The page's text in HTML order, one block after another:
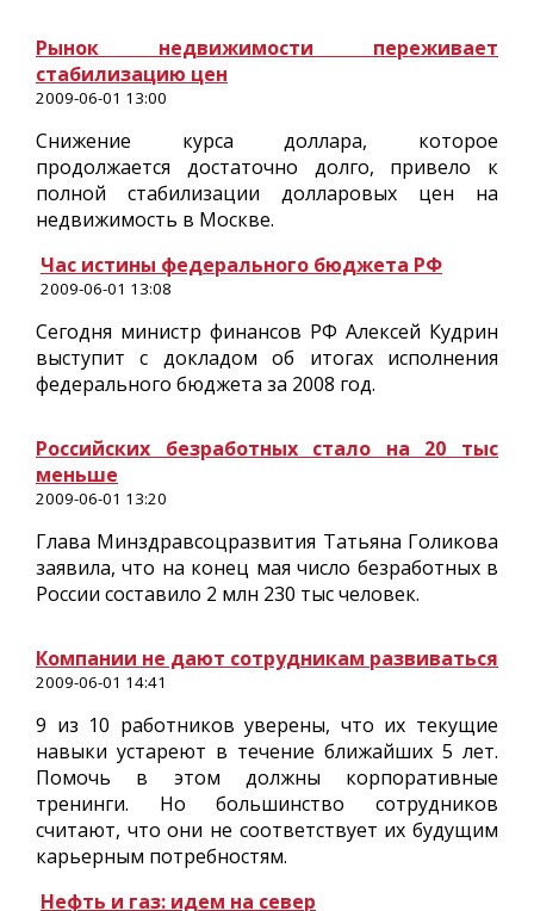
Рынок недвижимости переживает
стабилизацию цен
2009-06-01 13:00
Снижение курса доллара, которое
продолжается достаточно долго, привело к
полной стабилизации долларовых цен на
недвижимость в Москве.
Час истины федерального бюджета РФ
2009-06-01 13:08
Сегодня министр финансов РФ Алексей Кудрин
выступит с докладом об итогах исполнения
федерального бюджета за 2008 год.
Российских безработных стало на 20 тыс
меньше
2009-06-01 13:20
Глава Минздравсоцразвития Татьяна Голикова
заявила, что на конец мая число безработных в
России составило 2 млн 230 тыс человек.
Компании не дают сотрудникам развиваться
2009-06-01 14:41
9 из 10 работников уверены, что их текущие
навыки устареют в течение ближайших 5 лет.
Помочь в этом должны корпоративные
тренинги. Но большинство сотрудников
считают, что они не соответствует их будущим
карьерным потребностям.
Нефть и газ: идем на север